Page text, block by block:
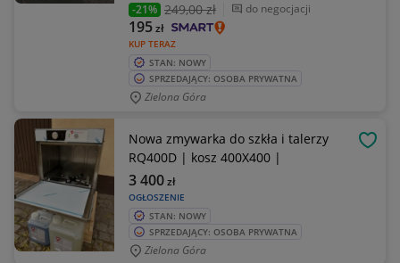
-21% 249,00 zł do negocjacji
KUP TERAZ
195zł
STAN: NOWY
SPRZEDAJĄCY: OSOBA PRYWATNA
Zielona Góra
Nowa zmywarka do szkła i talerzy
RQ400D | kosz 400X400 |
OGŁOSZENIE
3 400zł
STAN: NOWY
SPRZEDAJĄCY: OSOBA PRYWATNA
Zielona Góra